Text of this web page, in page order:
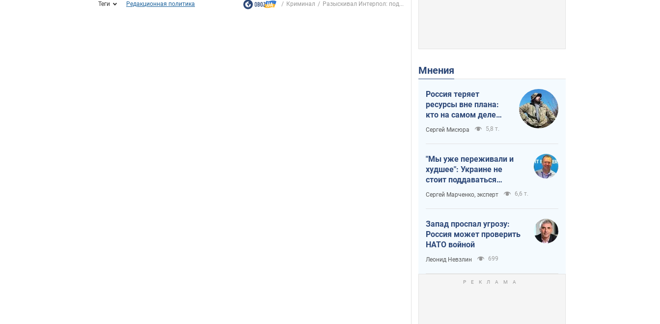
Теги Редакционная политика Криминал Разыскивал Интерпол: под...
Мнения
Россия теряет
ресурсы вне плана:
кто на самом деле
диктует темп войны
Сергей Мисюра 5,8 т.
"Мы уже переживали и
худшее": Украине не
стоит поддаваться
отчаянию из-за
ракетного террора
Сергей Марченко, эксперт 6,6 т.
Запад проспал угрозу:
Россия может проверить
НАТО войной
Леонид Невзлин 699